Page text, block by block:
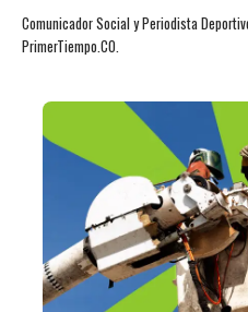
Comunicador Social y Periodista
PrimerTiempo.CO.